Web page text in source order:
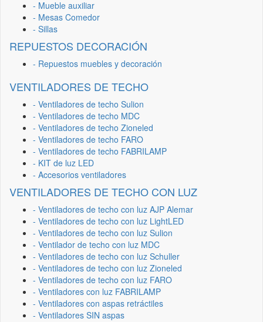
- Mueble auxiliar
- Mesas Comedor
- Sillas
REPUESTOS DECORACIÓN
- Repuestos muebles y decoración
VENTILADORES DE TECHO
- Ventiladores de techo Sulion
- Ventiladores de techo MDC
- Ventiladores de techo Zioneled
- Ventiladores de techo FARO
- Ventiladores de techo FABRILAMP
- KIT de luz LED
- Accesorios ventiladores
VENTILADORES DE TECHO CON LUZ
- Ventiladores de techo con luz AJP Alemar
- Ventiladores de techo con luz LightLED
- Ventiladores de techo con luz Sulion
- Ventilador de techo con luz MDC
- Ventiladores de techo con luz Schuller
- Ventiladores de techo con luz Zioneled
- Ventiladores de techo con luz FARO
- Ventiladores con luz FABRILAMP
- Ventiladores con aspas retráctiles
- Ventiladores SIN aspas